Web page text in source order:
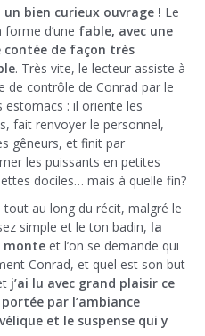
un bien curieux ouvrage ! Le
d’une fable, avec une
contée de façon très
. Très vite, le lecteur assiste à
de contrôle de Conrad par le
estomacs : il oriente les
fait renvoyer le personnel,
gêneurs, et finit par
les puissants en petites
dociles… mais à quelle fin?
tout au long du récit, malgré le
simple et le ton badin, la
monte et l’on se demande qui
Conrad, et quel est son but
j’ai lu avec grand plaisir ce
par l’ambiance
et le suspense qui y